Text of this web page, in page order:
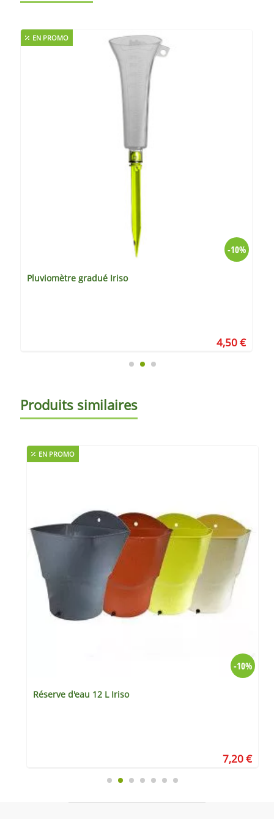
-10%
EN PROMO
Pluviomètre gradué Iriso
4,50 €
Produits similaires
-10%
EN PROMO
Réserve d'eau 12 L Iriso
7,20 €